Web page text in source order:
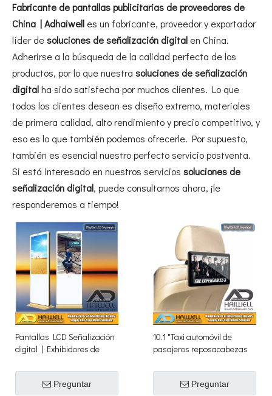
Fabricante de pantallas publicitarias de proveedores de
China | Adhaiwell es un fabricante, proveedor y exportador
líder desoluciones de señalización digital en China.
Adherirse a la búsqueda de la calidad perfecta de los
productos, por lo que nuestra soluciones de señalización
digitalha sido satisfecha por muchos clientes. Lo que
todos los clientes desean es diseño extremo, materiales
de primera calidad, alto rendimiento y precio competitivo, y
eso es lo que también podemos ofrecerle. Por supuesto,
también es esencial nuestro perfecto servicio postventa.
Si está interesado en nuestros servicios soluciones de
señalización digital, puede consultarnos ahora, ¡le
responderemos a tiempo!
Pantallas LCD Señalización
digital | Exhibidores de
Preguntar
10.1 "Taxi automóvil de
pasajeros reposacabezas
LCD digital
Preguntar